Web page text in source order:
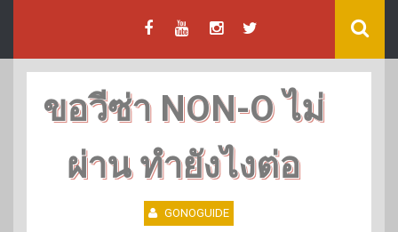
ขอวีซ่า NON-O ไม่
ผ่าน ทำยังไงต่อ
GONOGUIDE